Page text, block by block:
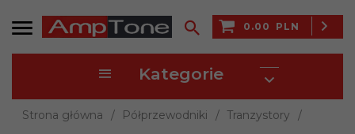
0.00 PLN
Kategorie
Strona główna Półprzewodniki Tranzystory